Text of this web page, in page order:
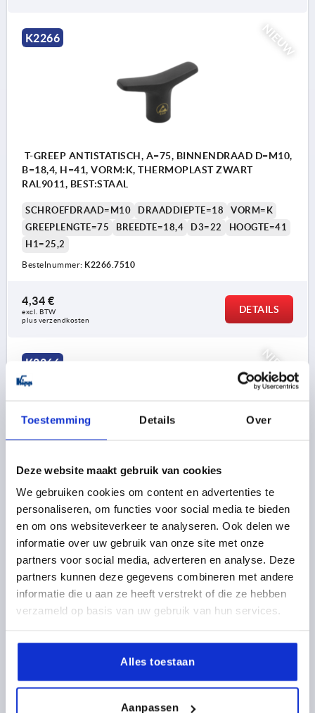
Toestemming Details Over
Deze website maakt gebruik van cookies
We gebruiken cookies om content en advertenties te
personaliseren, om functies voor social media te bieden
en om ons websiteverkeer te analyseren. Ook delen we
informatie over uw gebruik van onze site met onze
partners voor social media, adverteren en analyse. Deze
partners kunnen deze gegevens combineren met andere
informatie die u aan ze heeft verstrekt of die ze hebben
verzameld op basis van uw gebruik van hun services.
Alles toestaan
Aanpassen
NIEUW
K2266
T-GREEP ANTISTATISCH, A=75, BINNENDRAAD D=M10,
B=18,4, H=41, VORM:K, THERMOPLAST ZWART
RAL9011, BEST:STAAL
SCHROEFDRAAD=M10 DRAADDIEPTE=18
VORM=K
GREEPLENGTE=75
BREEDTE=18,4 D3=22
HOOGTE=41
H1=25,2
Bestelnummer: K2266.7510
4,34 €
excl. BTW
plus verzendkosten
DETAILS
NIEUW
K2266
B=19,6, H=45, VORM:K, THERMOPLAST ZWART
RAL9011, BEST:STAAL
DRAADDIEPTE=18
Bestelnummer: K2266.8510
plus verzendkosten
NIEUW
K2266